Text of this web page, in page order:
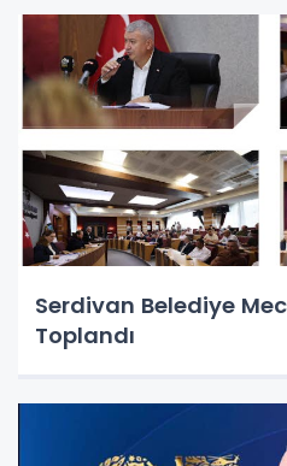
Serdivan Belediye
Toplandı